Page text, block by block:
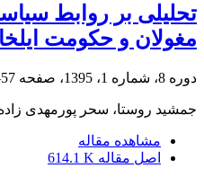
تحلیلی بر روابط
مغولان و حکومت
دوره 8، شماره 1، 1395، صفحه 57-76
جمشید روستا، سحر پورمهدی
مشاهده مقاله
اصل مقاله 614.1 K